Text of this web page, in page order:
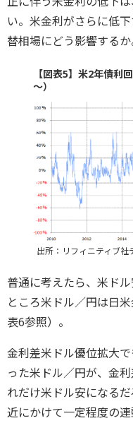
い。米金利がさらに低
替相場にどう影響するか
【図表5】米2年債利
～）
出所：リフィニティブ
普通に考えたら、米ド
ところ米ドル／円は日
表6参照）。
金利差米ドル優位拡大
った米ドル／円が、金
れだけ米ドル安になる
近にかけて一定程度の